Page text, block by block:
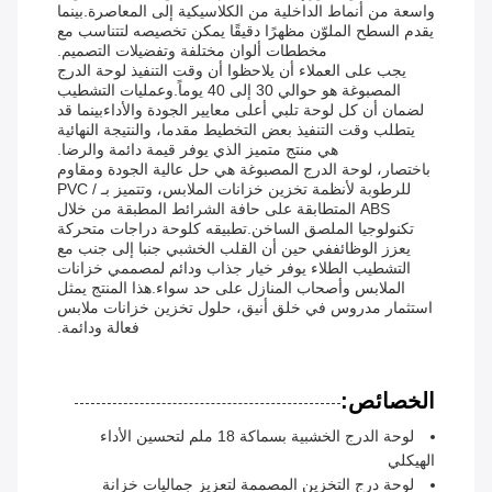
واسعة من أنماط الداخلية من الكلاسيكية إلى المعاصرة.بينما
يقدم السطح الملوّن مظهرًا دقيقًا يمكن تخصيصه لتتناسب مع
مخططات ألوان مختلفة وتفضيلات التصميم.
يجب على العملاء أن يلاحظوا أن وقت التنفيذ لوحة الدرج
المصبوغة هو حوالي 30 إلى 40 يوماً.وعمليات التشطيب
لضمان أن كل لوحة تلبي أعلى معايير الجودة والأداءبينما قد
يتطلب وقت التنفيذ بعض التخطيط مقدما، والنتيجة النهائية
هي منتج متميز الذي يوفر قيمة دائمة والرضا.
باختصار، لوحة الدرج المصبوغة هي حل عالية الجودة ومقاوم
للرطوبة لأنظمة تخزين خزانات الملابس، وتتميز بـ PVC /
ABS المتطابقة على حافة الشرائط المطبقة من خلال
تكنولوجيا الملصق الساخن.تطبيقه كلوحة دراجات متحركة
يعزز الوظائففي حين أن القلب الخشبي جنبا إلى جنب مع
التشطيب الطلاء يوفر خيار جذاب ودائم لمصممي خزانات
الملابس وأصحاب المنازل على حد سواء.هذا المنتج يمثل
استثمار مدروس في خلق أنيق، حلول تخزين خزانات ملابس
فعالة ودائمة.
الخصائص:
لوحة الدرج الخشبية بسماكة 18 ملم لتحسين الأداء
الهيكلي
لوحة درج التخزين المصممة لتعزيز جماليات خزانة